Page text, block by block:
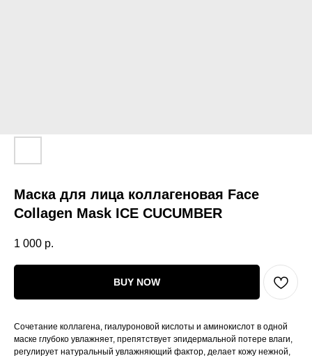
Маска для лица коллагеновая Face
Collagen Mask ICE CUCUMBER
1 000 р.
BUY NOW
Сочетание коллагена, гиалуроновой кислоты и аминокислот в одной
маске глубоко увлажняет, препятствует эпидермальной потере влаги,
регулирует натуральный увлажняющий фактор, делает кожу нежной,